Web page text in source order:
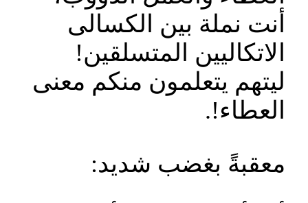
أنت نملة بين الكسالى
الاتكاليين المتسلقين!
ليتهم يتعلمون منكم معنى
العطاء!.
معقبةً بغضب شديد: